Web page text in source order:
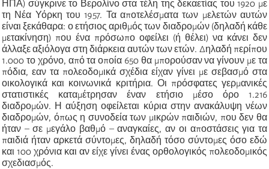
ΗΠΑ) σύγκρινε το Βερολίνο στα τέλη της δεκαετίας του 1920 με
τη Νέα Υόρκη του 1957. Τα αποτελέσματα των μελετών αυτών
είναι ξεκάθαρα: ο ετήσιος αριθμός των διαδρομών (δηλαδή κάθε
μετακίνηση) που ένα πρόσωπο οφείλει (ή θέλει) να κάνει δεν
άλλαξε αξιόλογα στη διάρκεια αυτών των ετών. Δηλαδή περίπου
1.000 το χρόνο, από τα οποία 650 θα μπορούσαν να γίνουν με τα
πόδια, εαν τα πολεοδομικά σχέδια είχαν γίνει με σεβασμό στα
οικολογικά και κοινωνικά κριτήρια. Οι πρόσφατες γερμανικές
στατιστικές καταμέτρησαν έναν ετήσιο μέσο όρο 1.216
διαδρομών. Η αύξηση οφείλεται κύρια στην ανακάλυψη νέων
διαδρομών, όπως η συνοδεία των μικρών παιδιών, που δεν θα
ήταν – σε μεγάλο βαθμό – αναγκαίες, αν οι αποστάσεις για τα
παιδιά ήταν αρκετά σύντομες, δηλαδή τόσο σύντομες όσο εδώ
και 100 χρόνια και αν είχε γίνει ένας ορθολογικός πολεοδομικός
σχεδιασμός.